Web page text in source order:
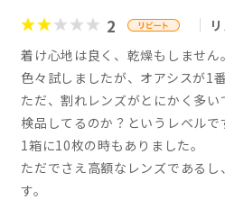
2
着け心地は良く、乾燥もしません。
色々試しましたが、オアシスが1番
ただ、割れレンズがとにかく多い
検品してるのか？というレベルで
1箱に10枚の時もありました。
ただでさえ高額なレンズである
す。